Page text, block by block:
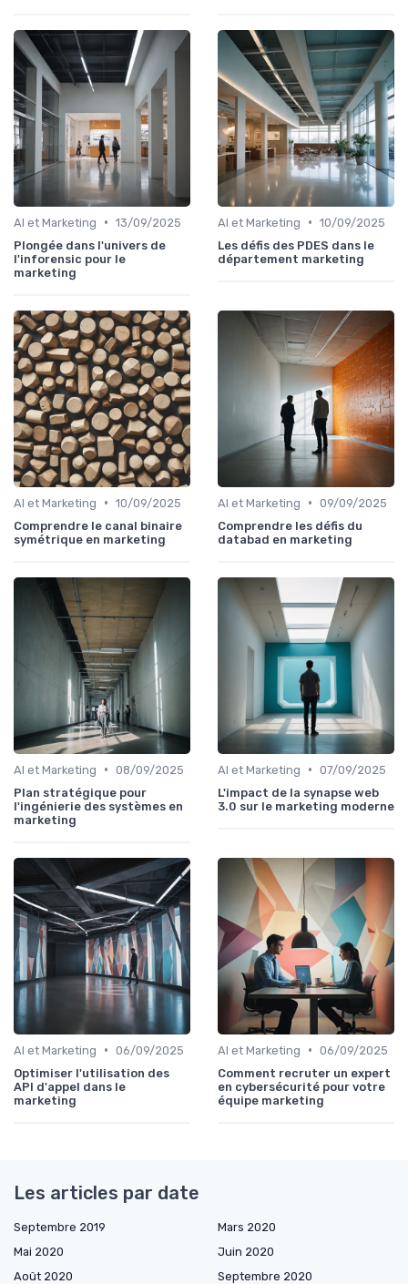
AI et Marketing • 13/09/2025
Plongée dans l'univers de
l'inforensic pour le
marketing
AI et Marketing • 10/09/2025
Les défis des PDES dans le
département marketing
AI et Marketing • 10/09/2025
Comprendre le canal binaire
symétrique en marketing
AI et Marketing • 09/09/2025
Comprendre les défis du
databad en marketing
AI et Marketing • 08/09/2025
Plan stratégique pour
l'ingénierie des systèmes en
marketing
AI et Marketing • 07/09/2025
L'impact de la synapse web
3.0 sur le marketing moderne
AI et Marketing • 06/09/2025
Optimiser l'utilisation des
API d'appel dans le
marketing
AI et Marketing • 06/09/2025
Comment recruter un expert
en cybersécurité pour votre
équipe marketing
Les articles par date
Septembre 2019
Mars 2020
Mai 2020
Juin 2020
Août 2020
Septembre 2020